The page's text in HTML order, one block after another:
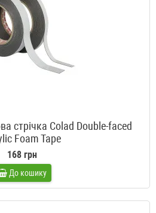
стрічка Colad Double-faced
Foam Tape
168 грн
До кошику